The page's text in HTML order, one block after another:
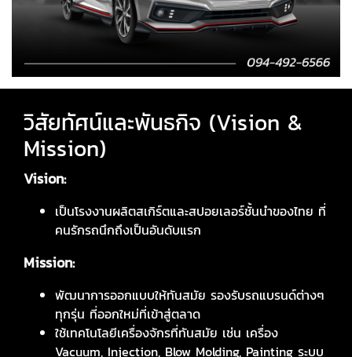
วิสัยทัศน์และพันธกิจ (Vision &
Mission)
Vision:
เป็นโรงงานผลิตสเกิร์ตและสปอยเลอร์ชั้นนำของไทย ที่
คนรักรถนึกถึงเป็นอันดับแรก
Mission:
พัฒนาการออกแบบให้ทันสมัย รองรับรถแบรนด์ต่างๆ
ทุกรุ่น ที่ออกใหม่ที่เข้าสู่ตลาด
ใช้เทคโนโลยีเครื่องจักรที่ทันสมัย เช่น เครื่อง
Vacuum, Injection, Blow Molding, Painting ระบบ